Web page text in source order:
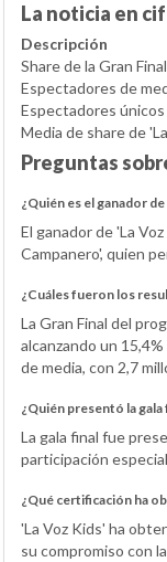
La noticia en
Descripción
Share de la Gran Final
Espectadores de
Espectadores únicos
Media de share de
Preguntas
¿Quién es el ganador
El ganador de 'La
Campanero', quien
¿Cuáles fueron los
La Gran Final del
alcanzando un
de media, con 2,7
¿Quién presentó la gala
La gala final fue
participación
¿Qué certificación ha
'La Voz Kids' ha
su compromiso con